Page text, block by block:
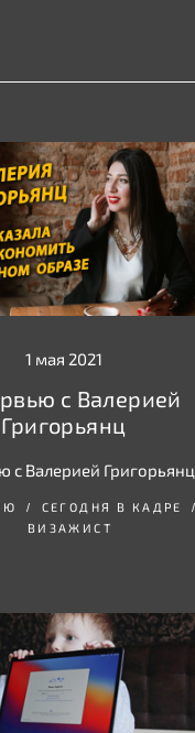
1 мая 2021
с Валерией
Григорьянц
с Валерией Григорьянц
СЕГОДНЯ В КАДРЕ
ВИЗАЖИСТ